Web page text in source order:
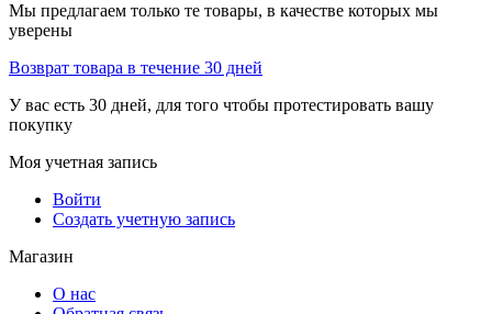
Мы предлагаем только те товары, в качестве которых мы
уверены
Возврат товара в течение 30 дней
У вас есть 30 дней, для того чтобы протестировать вашу
покупку
Моя учетная запись
Войти
Создать учетную запись
Магазин
О нас